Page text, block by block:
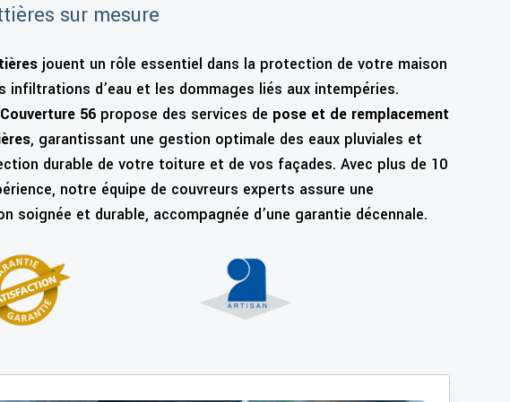
sur mesure
jouent un rôle essentiel dans la protection de votre maison
infiltrations d’eau et les dommages liés aux intempéries.
56 propose des services de pose et de remplacement
, garantissant une gestion optimale des eaux pluviales et
durable de votre toiture et de vos façades. Avec plus de 10
notre équipe de couvreurs experts assure une
soignée et durable, accompagnée d’une garantie décennale.